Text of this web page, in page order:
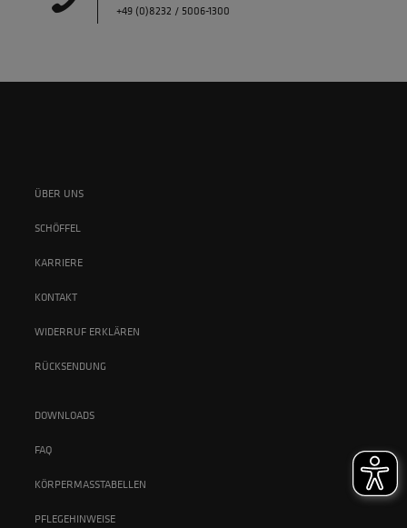
+49 (0)8232 / 5006-1300
ÜBER UNS
SCHÖFFEL
KARRIERE
KONTAKT
WIDERRUF ERKLÄREN
RÜCKSENDUNG
DOWNLOADS
FAQ
KÖRPERMASSTABELLEN
PFLEGEHINWEISE